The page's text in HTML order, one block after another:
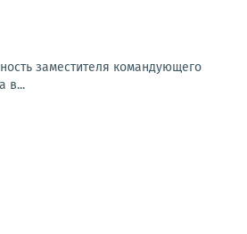
заместителя командующего
в...